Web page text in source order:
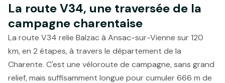
La route V34, une traversée de la
campagne charentaise
La route V34 relie Balzac à Ansac-sur-Vienne sur 120
km, en 2 étapes, à travers le département de la
Charente. C'est une véloroute de campagne, sans grand
relief, mais suffisamment longue pour cumuler 666 m de